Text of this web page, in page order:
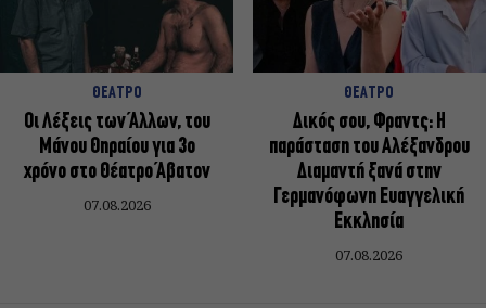
ΘΕΑΤΡΟ
Οι Λέξεις των Άλλων, του
Μάνου Θηραίου για 3ο
χρόνο στο Θέατρο Άβατον
07.08.2026
ΘΕΑΤΡΟ
Δικός σου, Φραντς: Η
παράσταση του Αλέξανδρου
Διαμαντή ξανά στην
Γερμανόφωνη Ευαγγελική
Εκκλησία
07.08.2026